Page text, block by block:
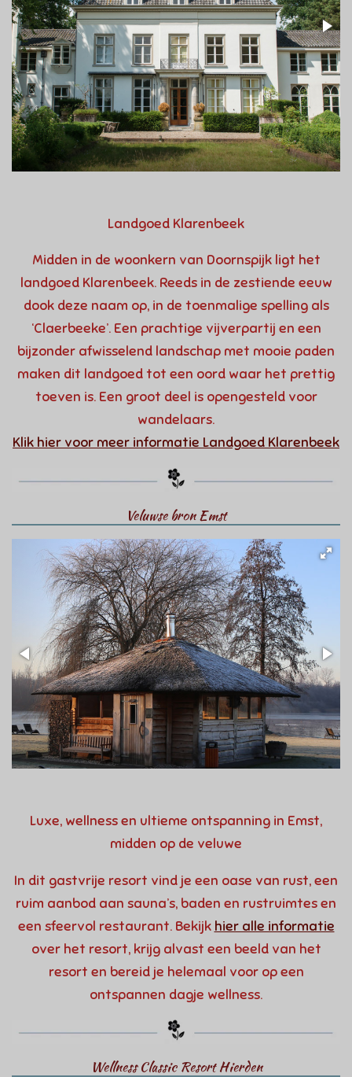
Landgoed Klarenbeek
Midden in de woonkern van Doornspijk ligt het
landgoed Klarenbeek. Reeds in de zestiende eeuw
dook deze naam op, in de toenmalige spelling als
‘Claerbeeke’. Een prachtige vijverpartij en een
bijzonder afwisselend landschap met mooie paden
maken dit landgoed tot een oord waar het prettig
toeven is. Een groot deel is opengesteld voor
wandelaars.
Klik hier voor meer informatie Landgoed Klarenbeek
Veluwse bron Emst
Luxe, wellness en ultieme ontspanning in Emst,
midden op de veluwe
In dit gastvrije resort vind je een oase van rust, een
ruim aanbod aan sauna’s, baden en rustruimtes en
een sfeervol restaurant. Bekijk hier alle informatie
over het resort, krijg alvast een beeld van het
resort en bereid je helemaal voor op een
ontspannen dagje wellness.
Wellness Classic Resort Hierden